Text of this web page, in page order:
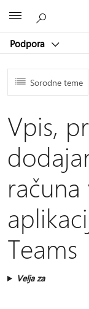
Podpora
Sorodne teme
Vpis,
računa
Teams
Velja za